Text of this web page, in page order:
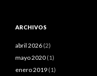
ARCHIVOS
abril 2026 (2)
mayo 2020 (1)
enero 2019 (1)